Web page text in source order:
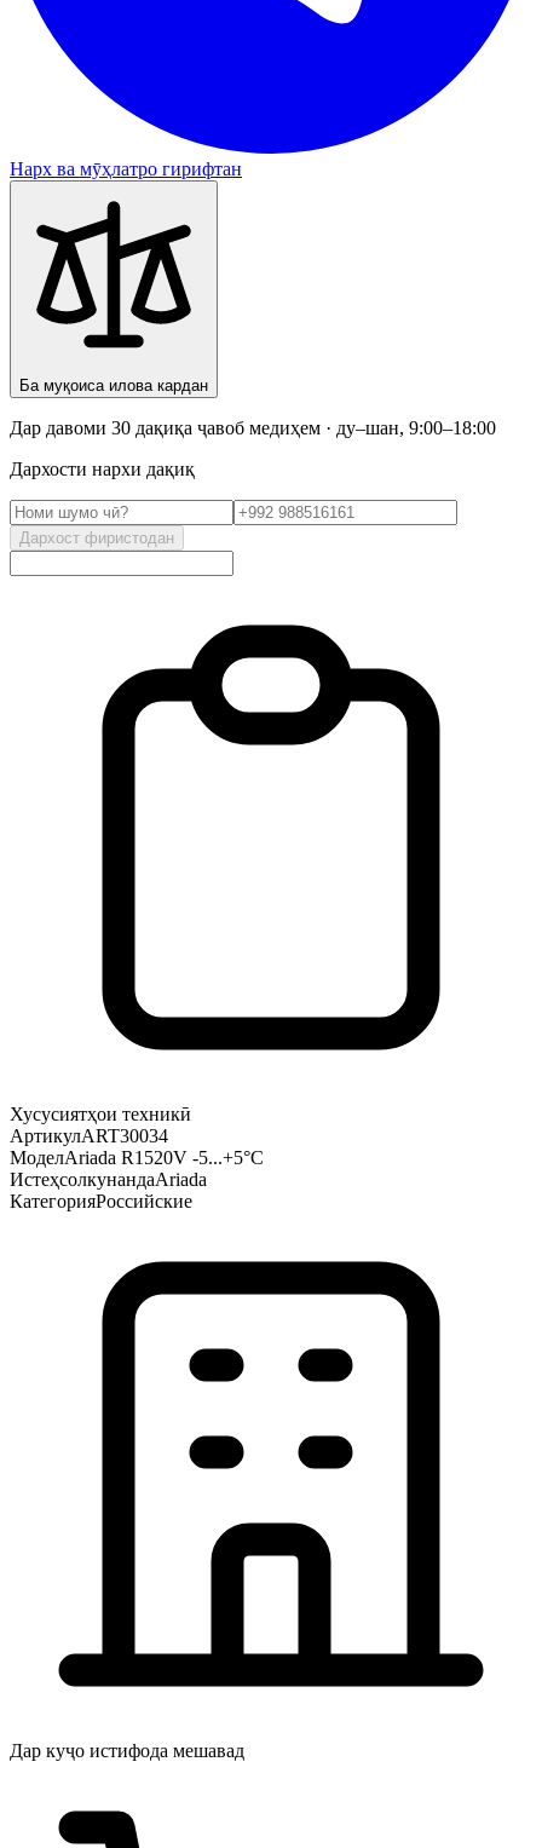
Нарх ва мӯҳлатро гирифтан
Ба муқоиса илова кардан
Дар давоми 30 дақиқа ҷавоб медиҳем · ду–шан, 9:00–18:00
Дархости нархи дақиқ
Дархост фиристодан
Хусусиятҳои техникӣ
АртикулART30034
МоделAriada R1520V -5...+5°С
ИстеҳсолкунандаAriada
КатегорияРоссийские
Дар куҷо истифода мешавад